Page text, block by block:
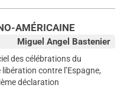
AMÉRICAINE
Miguel Angel Bastenier
des célébrations du
contre l’Espagne,
déclaration